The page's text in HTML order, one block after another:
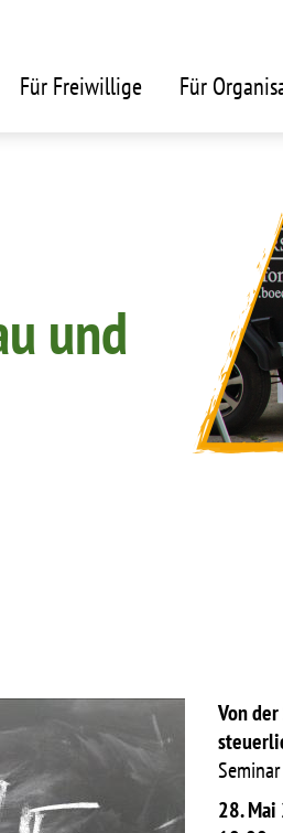
Für Freiwillige Für
und
Von
28.